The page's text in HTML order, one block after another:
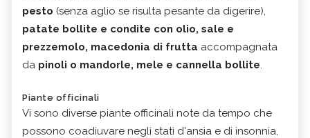
pesto (senza aglio se risulta pesante da digerire),
patate bollite e condite con olio, sale e
prezzemolo, macedonia di frutta accompagnata
da pinoli o mandorle, mele e cannella bollite.
Piante officinali
Vi sono diverse piante officinali note da tempo che
possono coadiuvare negli stati d'ansia e di insonnia,